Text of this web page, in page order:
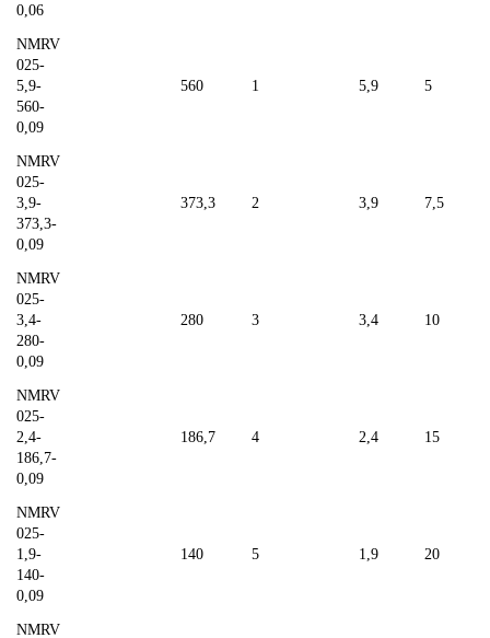
0,06
NMRV
025-
5,9-
560-
0,09
560 1 5,9 5
NMRV
025-
3,9-
373,3-
0,09
373,3 2 3,9 7,5
NMRV
025-
3,4-
280-
0,09
280 3 3,4 10
NMRV
025-
2,4-
186,7-
0,09
186,7 4 2,4 15
NMRV
025-
1,9-
140-
0,09
140 5 1,9 20
NMRV